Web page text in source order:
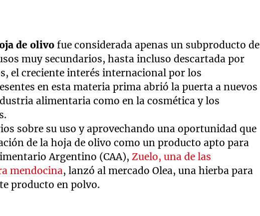
de olivo fue considerada apenas un subproducto de
muy secundarios, hasta incluso descartada por
el creciente interés internacional por los
en esta materia prima abrió la puerta a nuevos
alimentaria como en la cosmética y los
sobre su uso y aprovechando una oportunidad que
de la hoja de olivo como un producto apto para
Argentino (CAA),Zuelo, una de las
mendocina, lanzó al mercado Olea, una hierba para
producto en polvo.